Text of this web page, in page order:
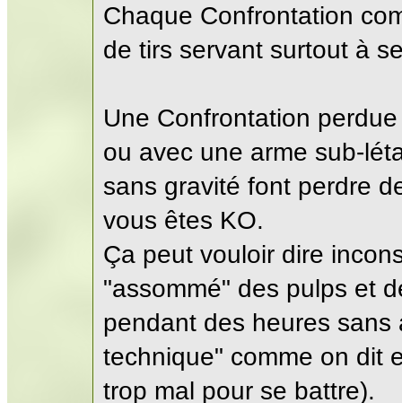
Chaque Confrontation
de tirs servant surtout à
Une Confrontation
ou avec une arme sub-
sans gravité font perdre
vous êtes KO.
Ça peut vouloir dire
"assommé" des pulps et
pendant des heures
technique" comme on dit
trop mal pour se battre).